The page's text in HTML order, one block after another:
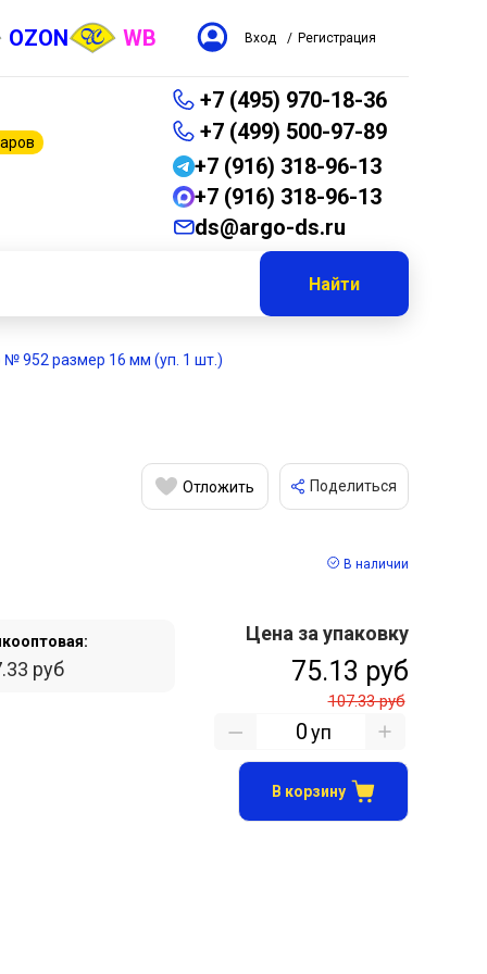
OZON WB Вход / Регистрация
+7 (495) 970-18-36
+7 (499) 500-97-89
+7 (916) 318-96-13
+7 (916) 318-96-13
ds@argo-ds.ru
Найти
№ 952 размер 16 мм (уп. 1 шт.)
Отложить Поделиться
В наличии
руб
Цена за упаковку
75.13 руб
107.33 руб
уп
В корзину